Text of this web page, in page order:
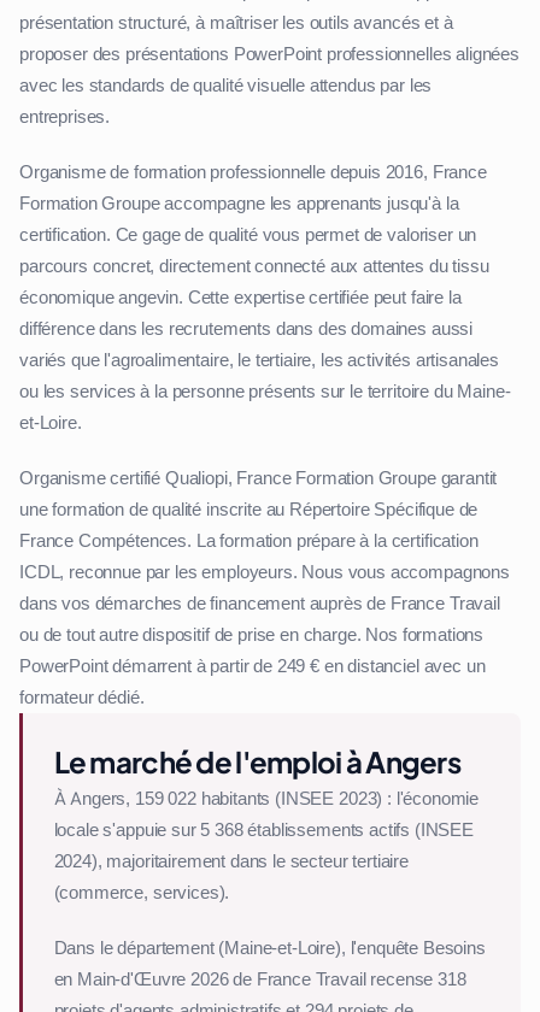
présentation structuré, à maîtriser les outils avancés et à
proposer des présentations PowerPoint professionnelles alignées
avec les standards de qualité visuelle attendus par les
entreprises.
Organisme de formation professionnelle depuis 2016, France
Formation Groupe accompagne les apprenants jusqu'à la
certification. Ce gage de qualité vous permet de valoriser un
parcours concret, directement connecté aux attentes du tissu
économique angevin. Cette expertise certifiée peut faire la
différence dans les recrutements dans des domaines aussi
variés que l'agroalimentaire, le tertiaire, les activités artisanales
ou les services à la personne présents sur le territoire du Maine-
et-Loire.
Organisme certifié Qualiopi, France Formation Groupe garantit
une formation de qualité inscrite au Répertoire Spécifique de
France Compétences. La formation prépare à la certification
ICDL, reconnue par les employeurs. Nous vous accompagnons
dans vos démarches de financement auprès de France Travail
ou de tout autre dispositif de prise en charge. Nos formations
PowerPoint démarrent à partir de 249 € en distanciel avec un
formateur dédié.
Le marché de l'emploi à Angers
À Angers, 159 022 habitants (INSEE 2023) : l'économie
locale s'appuie sur 5 368 établissements actifs (INSEE
2024), majoritairement dans le secteur tertiaire
(commerce, services).
Dans le département (Maine-et-Loire), l'enquête Besoins
en Main-d'Œuvre 2026 de France Travail recense 318